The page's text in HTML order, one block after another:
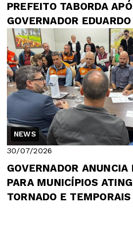
PREFEITO TABORDA
GOVERNADOR
NEWS
30/07/2026
GOVERNADOR ANUNCIA
PARA MUNICÍPIOS
TORNADO E TEMPORAIS